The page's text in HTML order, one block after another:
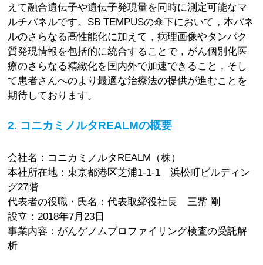
えて融合遺伝子や遺伝子発現量を同時に測定可能なマ
ルチパネルです。SB TEMPUSの傘下において，本パネ
ルのさらなる高性能化に加えて，病理画像やタンパク
質発現情報を包括的に統合することで，がん個別化医
療のさらなる精緻化を国内外で加速できること，そし
て患者さんへのより最適な治療法の提供が進むことを
期待しております。
2. コニカミノルタREALMの概要
会社名：コニカミノルタREALM（株）
本社所在地：東京都港区芝浦1-1-1 浜松町ビルディン
グ27階
代表者の役職・氏名：代表取締役社長 三觜 剛
設立：2018年7月23日
事業内容：がんゲノムプロファイリング検査の受託解
析